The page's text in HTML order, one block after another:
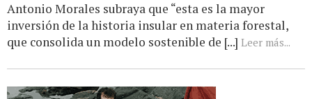
Antonio Morales subraya que “esta es la mayor
inversión de la historia insular en materia forestal,
que consolida un modelo sostenible de [...] Leer más...